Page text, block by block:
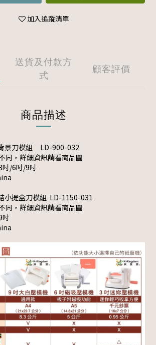
加入追蹤清單
送貨及付款方
式
顧客評價
商品描述
景刀模組
LD-900-032
同，詳細資訊請看商品圖
吋/6吋/9吋
小提盒刀模組 LD-1150-031
同，詳細資訊請看商品圖
吋